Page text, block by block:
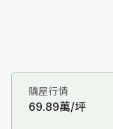
購屋行情
69.89萬/坪